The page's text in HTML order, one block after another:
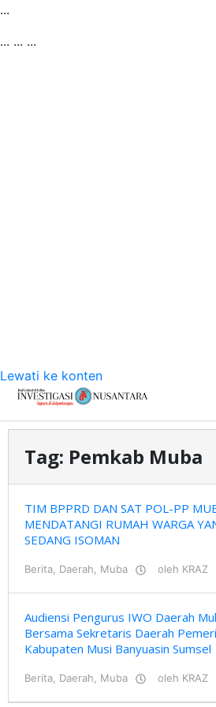
...
... ... ...
Lewati ke konten
Tag: Pemkab Muba
TIM BPPRD DAN SAT POL-PP
MENDATANGI RUMAH WARGA
SEDANG ISOMAN
Berita Daerah Muba oleh KRAZ
Audiensi Pengurus IWO Daerah
Bersama Sekretaris Daerah
Kabupaten Musi Banyuasin Sumsel
Berita Daerah Muba oleh KRAZ